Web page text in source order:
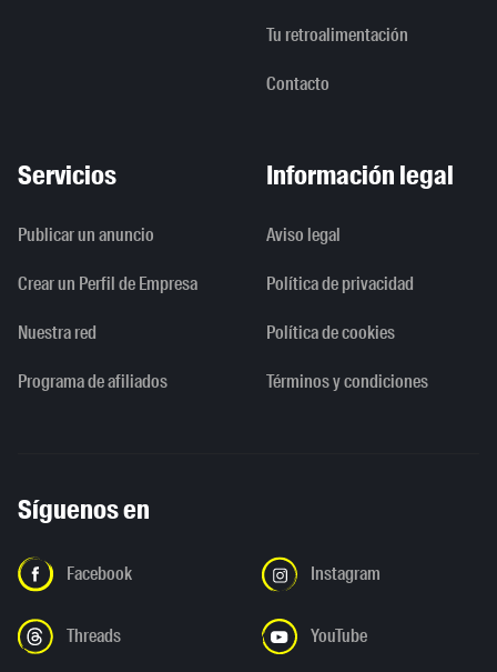
Tu retroalimentación
Contacto
Servicios
Publicar un anuncio
Crear un Perfil de Empresa
Nuestra red
Programa de afiliados
Información legal
Aviso legal
Política de privacidad
Política de cookies
Términos y condiciones
Síguenos en
Facebook Instagram
Threads YouTube